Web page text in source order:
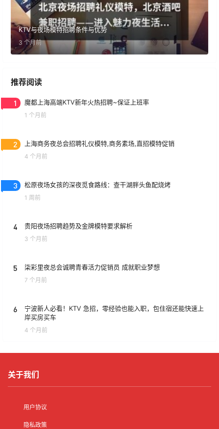
KTV与夜场模特招聘条件与优势
3 个月前
推荐阅读
1 魔都上海高端KTV新年火热招聘~保证上班率
1 个月前
2 上海商务夜总会招聘礼仪模特,商务素场,直招模特促销
4 个月前
3 松原夜场女孩的深夜觅食路线：查干湖胖头鱼配烧烤
1 周前
4 贵阳夜场招聘趋势及金牌模特要求解析
3 个月前
5 柒彩里夜总会诚聘青春活力促销员 成就职业梦想
7 个月前
6
宁波新人必看！KTV 急招，零经验也能入职，包住宿还能快速上
岸买房买车
4 个月前
关于我们
用户协议
隐私政策